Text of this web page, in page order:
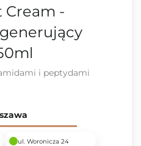
Cream -
i peptydami
ul. Woronicza 24